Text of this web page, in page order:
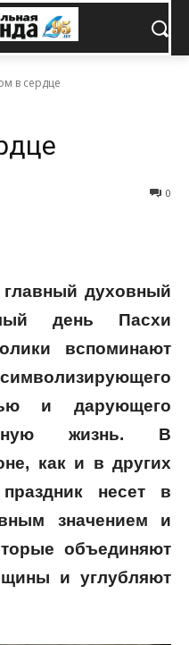
в сердце
0
главный духовный
день Пасхи
вспоминают
и дарующего
жизнь. В
как и в других
праздник несет в
значением и
объединяют
и углубляют